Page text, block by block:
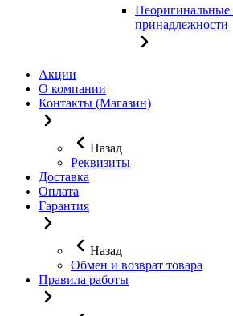
Неоригинальные
принадлежности
Акции
О компании
Контакты (Магазин)
Назад
Реквизиты
Доставка
Оплата
Гарантия
Назад
Обмен и возврат товара
Правила работы